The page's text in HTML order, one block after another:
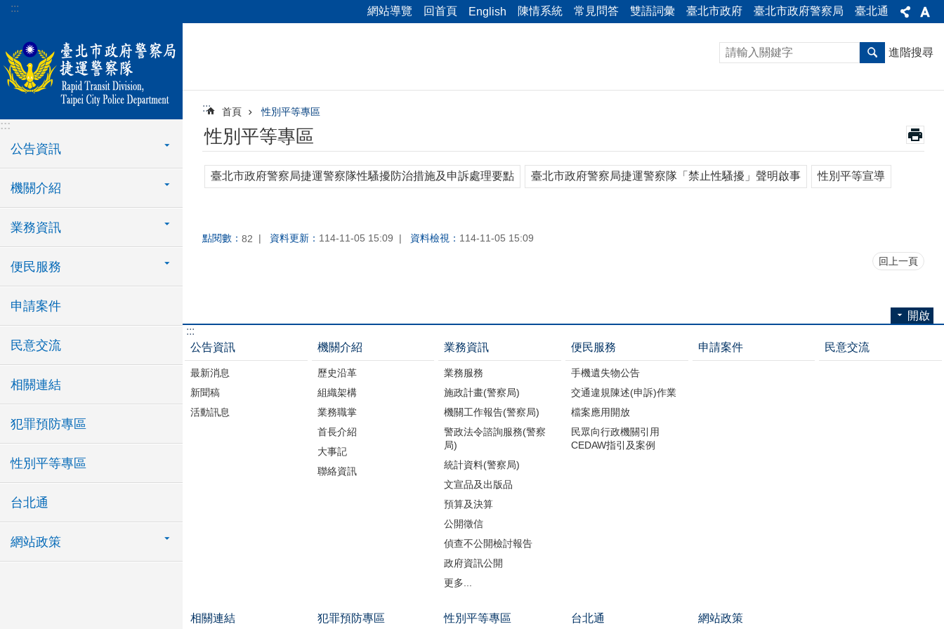
跳到主要內容區塊
::: 網站導覽 回首頁 English 陳情系統 常見問答 雙語詞彙 臺北市政府 臺北市政府警察局 臺北通
:::
公告資訊
機關介紹
業務資訊
便民服務
申請案件
民意交流
相關連結
犯罪預防專區
性別平等專區
台北通
網站政策
進階搜尋
::: 首頁 性別平等專區
性別平等專區
臺北市政府警察局捷運警察隊性騷擾防治措施及申訴處理要點 臺北市政府警察局捷運警察隊「禁止性騷擾」聲明啟事 性別平等宣導
點閱數： 82 資料更新： 114-11-05 15:09 資料檢視： 114-11-05 15:09
回上一頁
開啟
:::
公告資訊
最新消息
新聞稿
活動訊息
機關介紹
歷史沿革
組織架構
業務職掌
首長介紹
大事記
聯絡資訊
業務資訊
業務服務
施政計畫(警察局)
機關工作報告(警察局)
警政法令諮詢服務(警察
局)
統計資料(警察局)
文宣品及出版品
預算及決算
公開徵信
偵查不公開檢討報告
政府資訊公開
更多...
便民服務
手機遺失物公告
交通違規陳述(申訴)作業
檔案應用開放
民眾向行政機關引用
CEDAW指引及案例
申請案件 民意交流
相關連結 犯罪預防專區 性別平等專區 台北通 網站政策